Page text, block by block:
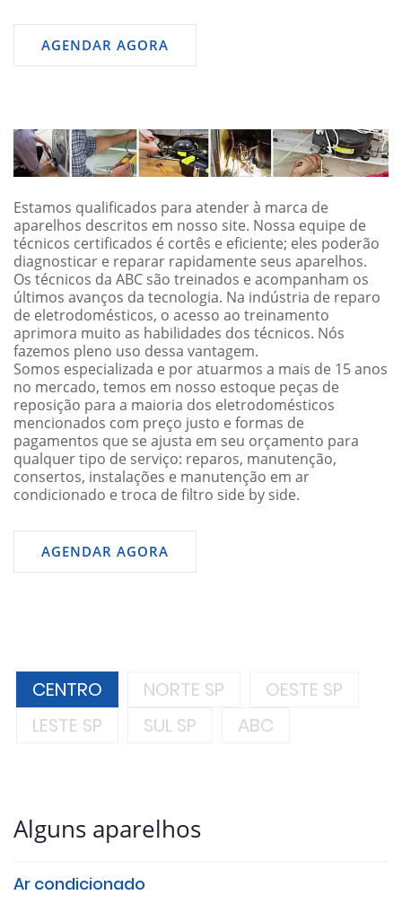
AGENDAR AGORA
Estamos qualificados para atender à marca de
aparelhos descritos em nosso site. Nossa equipe de
técnicos certificados é cortês e eficiente; eles poderão
diagnosticar e reparar rapidamente seus aparelhos.
Os técnicos da ABC são treinados e acompanham os
últimos avanços da tecnologia. Na indústria de reparo
de eletrodomésticos, o acesso ao treinamento
aprimora muito as habilidades dos técnicos. Nós
fazemos pleno uso dessa vantagem.
Somos especializada e por atuarmos a mais de 15 anos
no mercado, temos em nosso estoque peças de
reposição para a maioria dos eletrodomésticos
mencionados com preço justo e formas de
pagamentos que se ajusta em seu orçamento para
qualquer tipo de serviço: reparos, manutenção,
consertos, instalações e manutenção em ar
condicionado e troca de filtro side by side.
AGENDAR AGORA
CENTRO NORTE SP
OESTE SP
LESTE SP
SUL SP ABC
Alguns aparelhos
Ar condicionado